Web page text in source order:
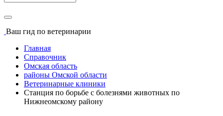
Ваш гид по ветеринарии
Главная
Справочник
Омская область
районы Омской области
Ветеринарные клиники
Станция по борьбе с болезнями животных по
Нижнеомскому району